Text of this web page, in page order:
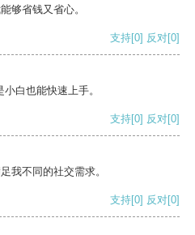
够省钱又省心。
支持[0] 反对[0]
白也能快速上手。
支持[0] 反对[0]
我不同的社交需求。
支持[0] 反对[0]